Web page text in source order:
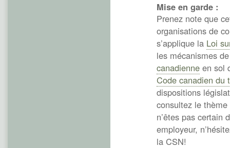
Mise en garde :
Prenez note que
organisations de
s’applique la Loi
les mécanismes
canadienne en sol
Code canadien du
dispositions
consultez le
n’êtes pas certain
employeur,
la CSN!